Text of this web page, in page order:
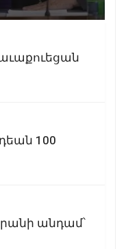
100
անդամ՝